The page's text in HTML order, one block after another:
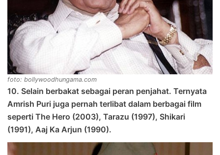
foto: bollywoodhungama.com
10. Selain berbakat sebagai peran penjahat. Ternyata
Amrish Puri juga pernah terlibat dalam berbagai film
seperti The Hero (2003), Tarazu (1997), Shikari
(1991), Aaj Ka Arjun (1990).